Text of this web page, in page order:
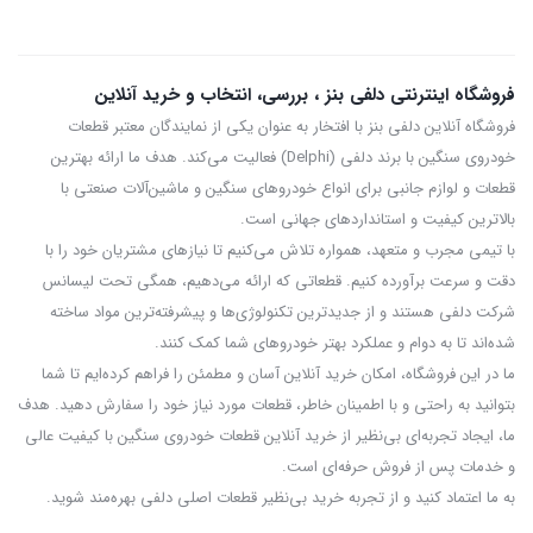
فلزی اصطکاک بسیار بالا دارند و برای رانندگی اسپرت یا شرایط سخت
کاربردی هستند، اما صدای بیشتری تولید کرده و ممکن است گرد و غبار
ایجاد کنند.
ویژگی های فنی لنت ترمز جلو مرسدس بنز
مواد سازنده لنت ترمز
لنت جلو بنز معمولاً از ترکیب مواد مقاوم در برابر حرارت و اصطکاک ساخته
می شود. این مواد شامل:
فلزات مقاوم (مثل مس و فولاد)
مواد سرامیکی
رزین های حرارت پذیر
فروشگاه اینترنتی دلفی بنز ، بررسی، انتخاب و خرید آنلاین
فروشگاه آنلاین دلفی بنز با افتخار به عنوان یکی از نمایندگان معتبر قطعات
خودروی سنگین با برند دلفی (Delphi) فعالیت می‌کند. هدف ما ارائه بهترین
قطعات و لوازم جانبی برای انواع خودروهای سنگین و ماشین‌آلات صنعتی با
بالاترین کیفیت و استانداردهای جهانی است.
با تیمی مجرب و متعهد، همواره تلاش می‌کنیم تا نیازهای مشتریان خود را با
دقت و سرعت برآورده کنیم. قطعاتی که ارائه می‌دهیم، همگی تحت لیسانس
شرکت دلفی هستند و از جدیدترین تکنولوژی‌ها و پیشرفته‌ترین مواد ساخته
شده‌اند تا به دوام و عملکرد بهتر خودروهای شما کمک کنند.
ما در این فروشگاه، امکان خرید آنلاین آسان و مطمئن را فراهم کرده‌ایم تا شما
بتوانید به راحتی و با اطمینان خاطر، قطعات مورد نیاز خود را سفارش دهید. هدف
ما، ایجاد تجربه‌ای بی‌نظیر از خرید آنلاین قطعات خودروی سنگین با کیفیت عالی
و خدمات پس از فروش حرفه‌ای است.
به ما اعتماد کنید و از تجربه‌ خرید بی‌نظیر قطعات اصلی دلفی بهره‌مند شوید.